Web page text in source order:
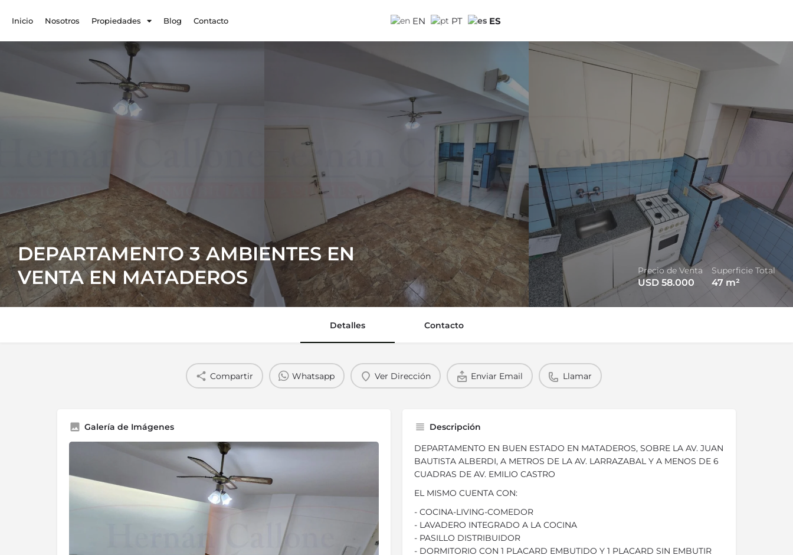
Inicio Nosotros Propiedades Blog Contacto EN PT ES
DEPARTAMENTO 3 AMBIENTES EN
VENTA EN MATADEROS
Precio de Venta
USD 58.000
Superficie Total
47 m²
Detalles Contacto
Compartir Whatsapp Ver Dirección Enviar Email Llamar
Galería de Imágenes
Descripción
DEPARTAMENTO EN BUEN ESTADO EN MATADEROS, SOBRE LA AV. JUAN
BAUTISTA ALBERDI, A METROS DE LA AV. LARRAZABAL Y A MENOS DE 6
CUADRAS DE AV. EMILIO CASTRO
EL MISMO CUENTA CON:
- COCINA-LIVING-COMEDOR
- LAVADERO INTEGRADO A LA COCINA
- PASILLO DISTRIBUIDOR
- DORMITORIO CON 1 PLACARD EMBUTIDO Y 1 PLACARD SIN EMBUTIR